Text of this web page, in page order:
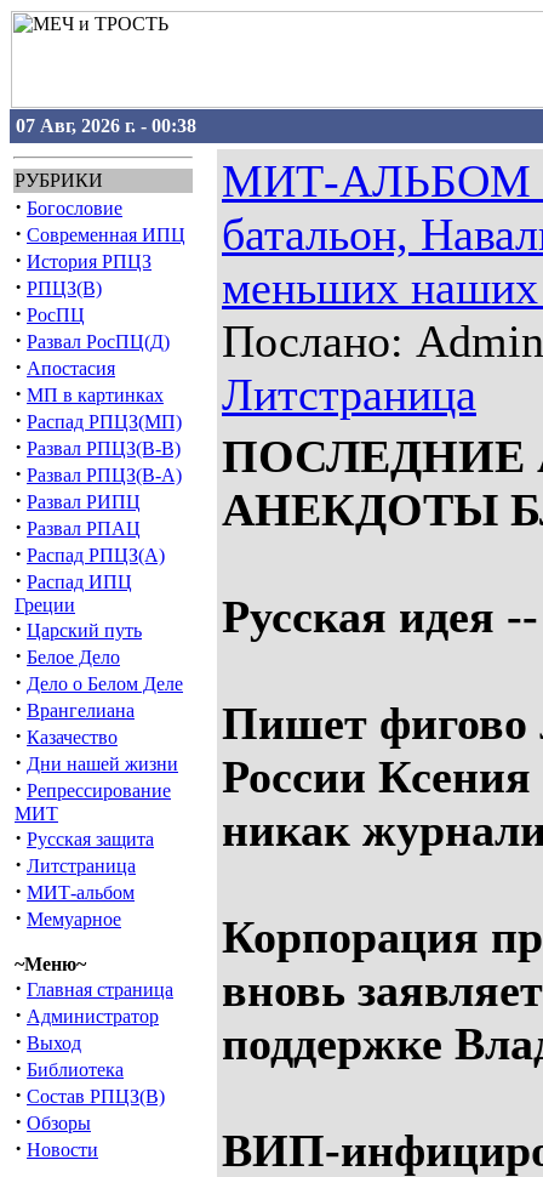
07 Авг, 2026 г. - 00:38
РУБРИКИ
· Богословие
· Современная ИПЦ
· История РПЦЗ
· РПЦЗ(В)
· РосПЦ
· Развал РосПЦ(Д)
· Апостасия
· МП в картинках
· Распад РПЦЗ(МП)
· Развал РПЦЗ(В-В)
· Развал РПЦЗ(В-А)
· Развал РИПЦ
· Развал РПАЦ
· Распад РПЦЗ(А)
· Распад ИПЦ
Греции
· Царский путь
· Белое Дело
· Дело о Белом Деле
· Врангелиана
· Казачество
· Дни нашей жизни
· Репрессирование
МИТ
· Русская защита
· Литстраница
· МИТ-альбом
· Мемуарное
~Меню~
· Главная страница
· Администратор
· Выход
· Библиотека
· Состав РПЦЗ(В)
· Обзоры
· Новости
МИТ-АЛЬБОМ
батальон,
меньших наших
Послано:
Литстраница
АНЕКДОТЫ
Русская идея
Пишет фигово
России
никак
Корпорация
вновь
поддержке
ВИП-